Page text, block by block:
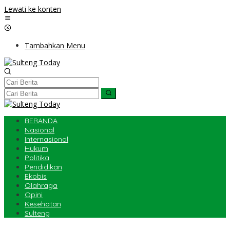
Lewati ke konten
Tambahkan Menu
BERANDA
Nasional
Internasional
Hukum
Politika
Pendidikan
Ekobis
Olahraga
Opini
Kesehatan
Sulteng